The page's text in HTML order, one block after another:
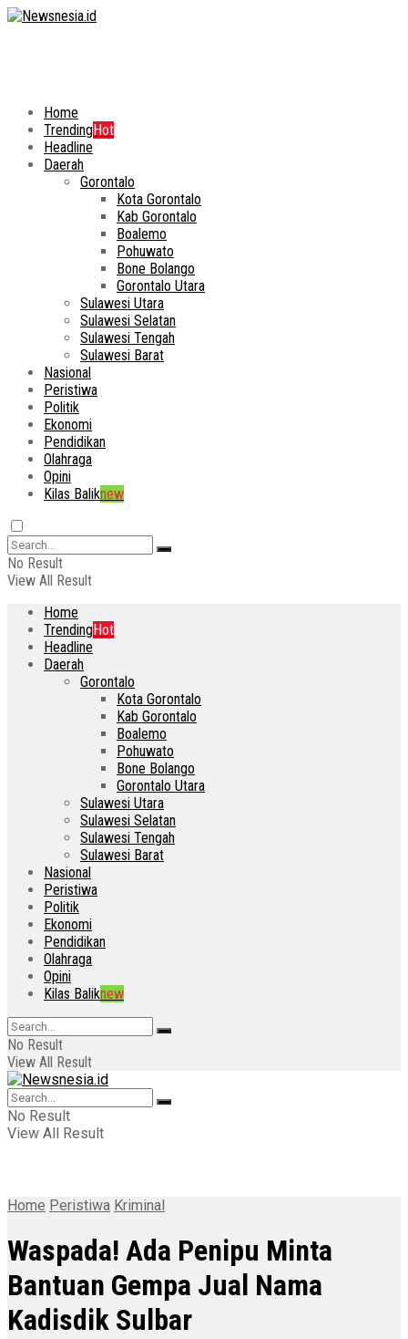
Home
TrendingHot
Headline
Daerah
Gorontalo
Kota Gorontalo
Kab Gorontalo
Boalemo
Pohuwato
Bone Bolango
Gorontalo Utara
Sulawesi Utara
Sulawesi Selatan
Sulawesi Tengah
Sulawesi Barat
Nasional
Peristiwa
Politik
Ekonomi
Pendidikan
Olahraga
Opini
Kilas Baliknew
No Result
View All Result
Home
TrendingHot
Headline
Daerah
Gorontalo
Kota Gorontalo
Kab Gorontalo
Boalemo
Pohuwato
Bone Bolango
Gorontalo Utara
Sulawesi Utara
Sulawesi Selatan
Sulawesi Tengah
Sulawesi Barat
Nasional
Peristiwa
Politik
Ekonomi
Pendidikan
Olahraga
Opini
Kilas Baliknew
No Result
View All Result
No Result
View All Result
Home Peristiwa Kriminal
Waspada! Ada Penipu Minta
Bantuan Gempa Jual Nama
Kadisdik Sulbar